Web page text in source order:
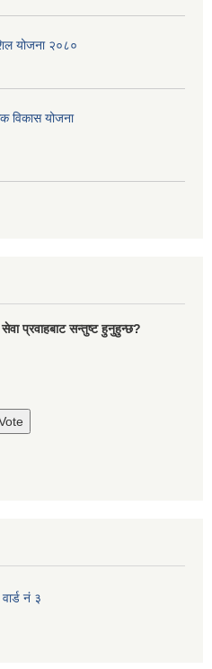
योजना २०८०
विकास योजना
सेवा प्रवाहबाट सन्तुष्ट हुनुहुन्छ?
वार्ड नं ३